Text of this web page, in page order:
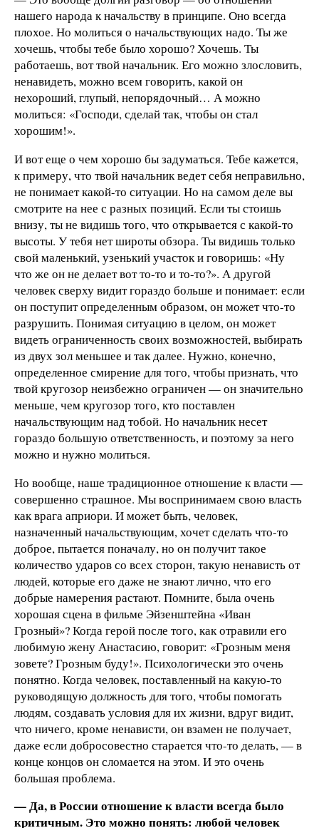
нашего народа к начальству в принципе. Оно всегда
плохое. Но молиться о начальствующих надо. Ты же
хочешь, чтобы тебе было хорошо? Хочешь. Ты
работаешь, вот твой начальник. Его можно злословить,
ненавидеть, можно всем говорить, какой он
нехороший, глупый, непорядочный… А можно
молиться: «Господи, сделай так, чтобы он стал
хорошим!».
И вот еще о чем хорошо бы задуматься. Тебе кажется,
к примеру, что твой начальник ведет себя неправильно,
не понимает какой-то ситуации. Но на самом деле вы
смотрите на нее с разных позиций. Если ты стоишь
внизу, ты не видишь того, что открывается с какой-то
высоты. У тебя нет широты обзора. Ты видишь только
свой маленький, узенький участок и говоришь: «Ну
что же он не делает вот то-то и то-то?». А другой
человек сверху видит гораздо больше и понимает: если
он поступит определенным образом, он может что-то
разрушить. Понимая ситуацию в целом, он может
видеть ограниченность своих возможностей, выбирать
из двух зол меньшее и так далее. Нужно, конечно,
определенное смирение для того, чтобы признать, что
твой кругозор неизбежно ограничен — он значительно
меньше, чем кругозор того, кто поставлен
начальствующим над тобой. Но начальник несет
гораздо большую ответственность, и поэтому за него
можно и нужно молиться.
Но вообще, наше традиционное отношение к власти —
совершенно страшное. Мы воспринимаем свою власть
как врага априори. И может быть, человек,
назначенный начальствующим, хочет сделать что-то
доброе, пытается поначалу, но он получит такое
количество ударов со всех сторон, такую ненависть от
людей, которые его даже не знают лично, что его
добрые намерения растают. Помните, была очень
хорошая сцена в фильме Эйзенштейна «Иван
Грозный»? Когда герой после того, как отравили его
любимую жену Анастасию, говорит: «Грозным меня
зовете? Грозным буду!». Психологически это очень
понятно. Когда человек, поставленный на какую-то
руководящую должность для того, чтобы помогать
людям, создавать условия для их жизни, вдруг видит,
что ничего, кроме ненависти, он взамен не получает,
даже если добросовестно старается что-то делать, — в
конце концов он сломается на этом. И это очень
большая проблема.
— Да, в России отношение к власти всегда было
критичным. Это можно понять: любой человек